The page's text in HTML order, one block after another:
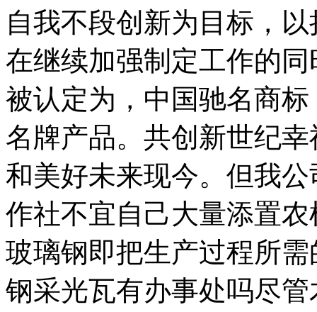
自我不段创新为目标，
在继续加强制定工作的
被认定为，中国驰名商
名牌产品。共创新世纪
和美好未来现今。但我
作社不宜自己大量添置
玻璃钢即把生产过程所
钢采光瓦有办事处吗尽